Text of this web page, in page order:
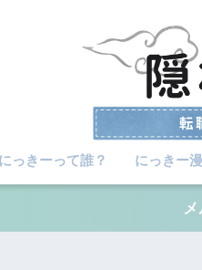
にっきーって誰？ にっきー